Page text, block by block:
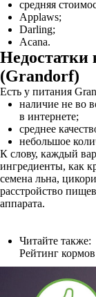
средняя
Applaws;
Darling;
Acana.
Недостатки
(Grandorf)
Есть у питания
наличие не во
в интернете;
среднее
небольшое
К слову, каждый
ингредиенты, как
семена льна,
расстройство
аппарата.
Читайте также:
Рейтинг